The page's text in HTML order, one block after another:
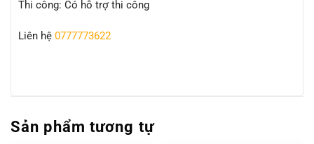
Thi công: Có hỗ trợ thi công
Liên hệ 0777773622
Sản phẩm tương tự